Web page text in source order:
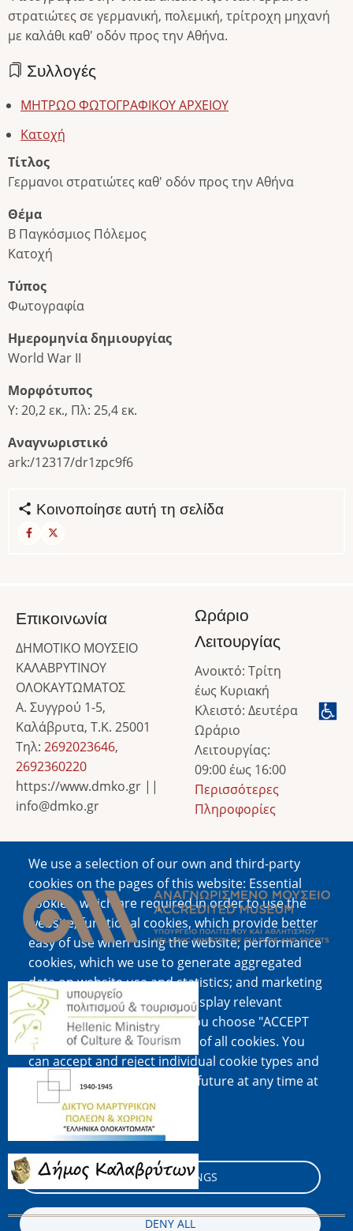
στρατιώτες σε γερμανική, πολεμική, τρίτροχη μηχανή
με καλάθι καθ' οδόν προς την Αθήνα.
Συλλογές
ΜΗΤΡΩΟ ΦΩΤΟΓΡΑΦΙΚΟΥ ΑΡΧΕΙΟΥ
Κατοχή
Τίτλος
Γερμανοι στρατιώτες καθ' οδόν προς την Αθήνα
Θέμα
Β Παγκόσμιος Πόλεμος
Κατοχή
Τύπος
Φωτογραφία
Ημερομηνία δημιουργίας
World War II
Μορφότυπος
Υ: 20,2 εκ., Πλ: 25,4 εκ.
Αναγνωριστικό
ark:/12317/dr1zpc9f6
Κοινοποίησε αυτή τη σελίδα
We use a selection of our own and third-party
cookies on the pages of this website: Essential
cookies, which are required in order to use the
website; functional cookies, which provide better
easy of use when using the website; performance
cookies, which we use to generate aggregated
data on website use and statistics; and marketing
cookies, which are used to display relevant
content and advertising. If you choose "ACCEPT
ALL", you consent to the use of all cookies. You
can accept and reject individual cookie types and
revoke your consent for the future at any time at
"Settings".
Cookie documentation
COOKIE SETTINGS
DENY ALL
Επικοινωνία
ΔΗΜΟΤΙΚΟ ΜΟΥΣΕΙΟ
ΚΑΛΑΒΡΥΤΙΝΟΥ
ΟΛΟΚΑΥΤΩΜΑΤΟΣ
Α. Συγγρού 1-5,
Καλάβρυτα, Τ.Κ. 25001
Τηλ: 2692023646,
2692360220
https://www.dmko.gr ||
info@dmko.gr
Ωράριο
Λειτουργίας
Ανοικτό: Τρίτη
έως Κυριακή
Κλειστό: Δευτέρα
Ωράριο
Λειτουργίας:
09:00 έως 16:00
Περισσότερες
Πληροφορίες
Image
Image
Image
Image